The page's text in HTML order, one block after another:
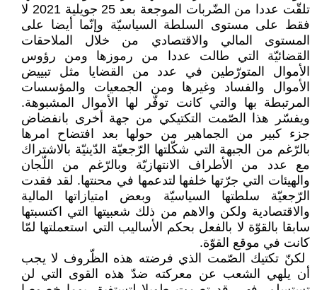
تلقّت عددا من الضّربات ‏الموجعة بعد 25 جويلية 2021 لا
فقط ‏على مستوى السلطة السياسيّة وإنّما أيضا ‏على
المستوى المالي والاقتصادي من ‏خلال الملاحقات
القضائيّة التي طالت ‏عددا من رموزها ومن رؤوس
الأموال ‏المتورّطين في عدد من القضايا مثل ‏تبييض
الأموال والفساد وغيرها ومن ‏الجمعيات والمؤسسات
المرتبطة بها ‏والتي كانت توفّر لها الأموال المشبوهة.
‏ويفسّر هذا الصّمت التكتيكي من جهة ‏أخرى بانفضاض
جزء كبير من ‏الجماهير من حولها بعد افتضاح امرها
‏بالرّغم من الجبهة التي شكّلتها الرّجعيّة ‏الدّينيّة بالاشتراك
مع عدد من الأطراف ‏الانتهازيّة وبالرّغم من اللّجان
والهيئات ‏التي جرّتها خلفها لتدعمها في محنتها. لقد ‏فقدت
الرّجعيّة سلطتها السياسيّة وبعض ‏امتيازاتها المالية
والاقتصادية ولكن ‏والاهم من ذلك شعبيتها التي اكتسبتها
‏سابقا بالقوّة لا بالفعل بحكم الأساليب التي ‏استعملتها لمّا
كانت في موقع القوّة.‏
‏ لكنّ تكتيك الصّمت الذي فرضته هذه ‏الظّروف لا يجب
أن يلهي الشعب عن ‏معركته ضدّ هذه القوى التي لن